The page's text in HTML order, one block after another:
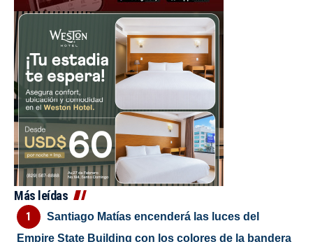
Más leídas
Santiago Matías encenderá las luces del
Empire State Building con los colores de la bandera